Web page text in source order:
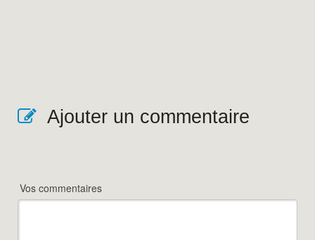
Ajouter un commentaire
Vos commentaires